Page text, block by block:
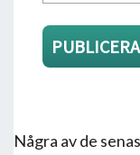
Några av de